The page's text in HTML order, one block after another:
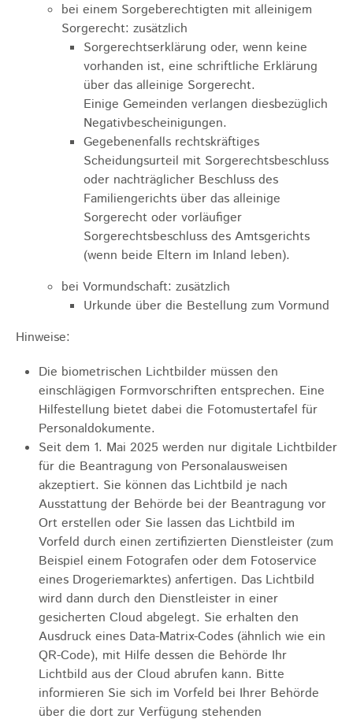
bei einem Sorgeberechtigten mit alleinigem
Sorgerecht: zusätzlich
Sorgerechtserklärung oder, wenn keine
vorhanden ist, eine schriftliche Erklärung
über das alleinige Sorgerecht.
Einige Gemeinden verlangen diesbezüglich
Negativbescheinigungen.
Gegebenenfalls rechtskräftiges
Scheidungsurteil mit Sorgerechtsbeschluss
oder nachträglicher Beschluss des
Familiengerichts über das alleinige
Sorgerecht oder vorläufiger
Sorgerechtsbeschluss des Amtsgerichts
(wenn beide Eltern im Inland leben).
bei Vormundschaft: zusätzlich
Urkunde über die Bestellung zum Vormund
Hinweise:
Die biometrischen Lichtbilder müssen den
einschlägigen Formvorschriften entsprechen. Eine
Hilfestellung bietet dabei die Fotomustertafel für
Personaldokumente.
Seit dem 1. Mai 2025 werden nur digitale Lichtbilder
für die Beantragung von Personalausweisen
akzeptiert. Sie können das Lichtbild je nach
Ausstattung der Behörde bei der Beantragung vor
Ort erstellen oder Sie lassen das Lichtbild im
Vorfeld durch einen zertifizierten Dienstleister (zum
Beispiel einem Fotografen oder dem Fotoservice
eines Drogeriemarktes) anfertigen. Das Lichtbild
wird dann durch den Dienstleister in einer
gesicherten Cloud abgelegt. Sie erhalten den
Ausdruck eines Data-Matrix-Codes (ähnlich wie ein
QR-Code), mit Hilfe dessen die Behörde Ihr
Lichtbild aus der Cloud abrufen kann. Bitte
informieren Sie sich im Vorfeld bei Ihrer Behörde
über die dort zur Verfügung stehenden